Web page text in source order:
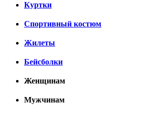
Куртки
Спортивный костюм
Жилеты
Бейсболки
Женщинам
Мужчинам